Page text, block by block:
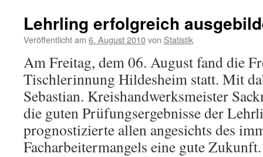
Lehrling erfolgreich
Veröffentlicht am 6. August 2010von Statistik
Am Freitag, dem 06. August fand die
Tischlerinnung Hildesheim statt. Mit
Sebastian. Kreishandwerksmeister
die guten Prüfungsergebnisse der
prognostizierte allen angesichts des
Facharbeitermangels eine gute